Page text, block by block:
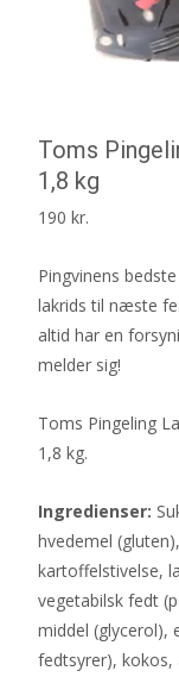
Toms
1,8 kg
190 kr.
Pingvinens
lakrids til næste
altid har en
melder sig!
Toms Pingeling
1,8 kg.
Ingredienser:
hvedemel
kartoffelstivelse,
vegetabilsk fedt
middel (glycerol),
fedtsyrer), kokos,